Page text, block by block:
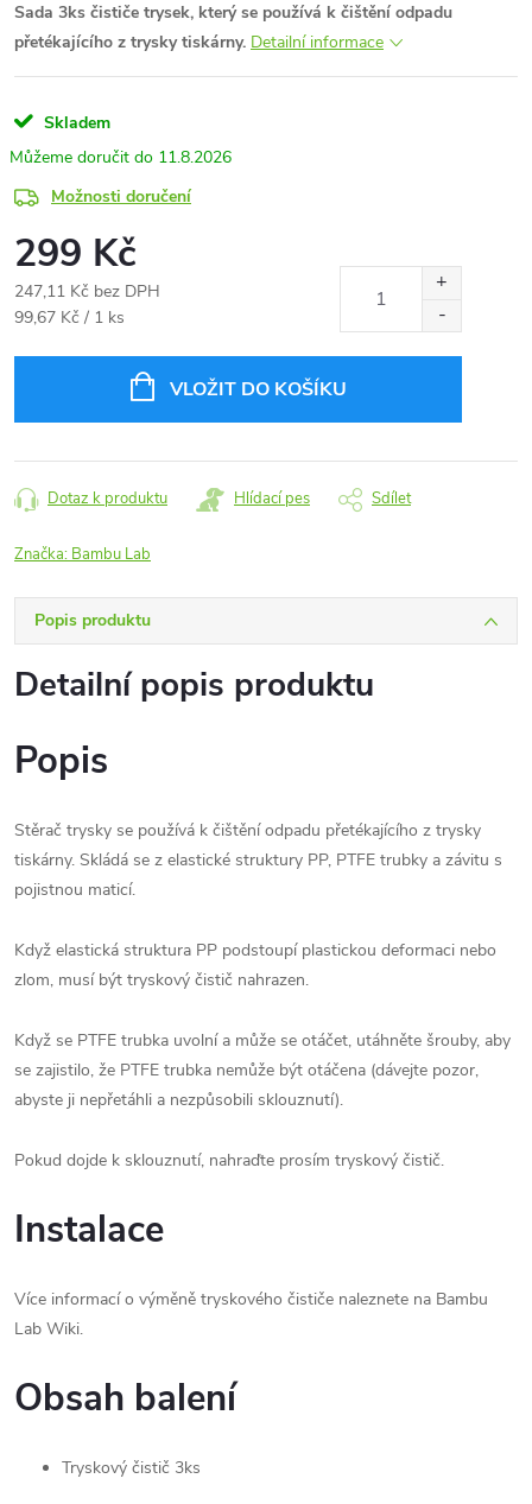
Sada 3ks čističe trysek, který se používá k čištění odpadu
přetékajícího z trysky tiskárny. Detailní informace
Skladem
11.8.2026
Možnosti doručení
299 Kč
247,11 Kč bez DPH
Měrná
99,67 Kč / 1 ks
VLOŽIT DO KOŠÍKU
Dotaz k produktu Hlídací pes Sdílet
Značka: Bambu Lab
Popis produktu
Detailní popis produktu
Popis
Stěrač trysky se používá k čištění odpadu přetékajícího z trysky
tiskárny. Skládá se z elastické struktury PP, PTFE trubky a závitu s
pojistnou maticí.
Když elastická struktura PP podstoupí plastickou deformaci nebo
zlom, musí být tryskový čistič nahrazen.
Když se PTFE trubka uvolní a může se otáčet, utáhněte šrouby, aby
se zajistilo, že PTFE trubka nemůže být otáčena (dávejte pozor,
abyste ji nepřetáhli a nezpůsobili sklouznutí).
Pokud dojde k sklouznutí, nahraďte prosím tryskový čistič.
Instalace
Více informací o výměně tryskového čističe naleznete na Bambu
Lab Wiki.
Obsah balení
Tryskový čistič 3ks